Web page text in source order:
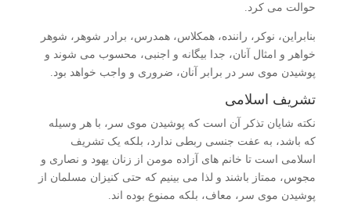
حوالت می کرد.
بنابراین، نوکر، راننده، همکلاس، همدرس، برادر شوهر، شوهر
خواهر و امثال آنان، جدا بیگانه و اجنبی، محسوب می شوند و
پوشیدن موی سر در برابر آنان، ضروری و واجب خواهد بود.
تشریف اسلامی
نکته شایان تذکر آن است که پوشیدن موی سر، با هر وسیله
که باشد، به عفت جنسی ربطی ندارد، بلکه یک تشریف
اسلامی است تا خانم های آزاده مومن از زنان یهود و نصاری و
مجوس، ممتاز باشند و لذا می بینیم که حتی کنیزان مسلمان از
پوشیدن موی سر، معاف، بلکه ممنوع بوده اند.